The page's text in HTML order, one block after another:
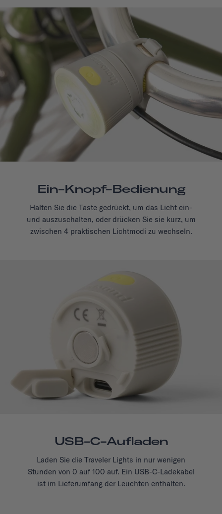
Ein-Knopf-Bedienung
Halten Sie die Taste gedrückt, um das Licht ein-
und auszuschalten, oder drücken Sie sie kurz, um
zwischen 4 praktischen Lichtmodi zu wechseln.
USB-C-Aufladen
Laden Sie die Traveler Lights in nur wenigen
Stunden von 0 auf 100 auf. Ein USB-C-Ladekabel
ist im Lieferumfang der Leuchten enthalten.